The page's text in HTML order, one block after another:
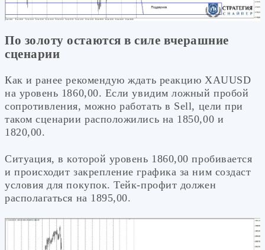
По золоту остаются в силе вчерашние
сценарии
Как и ранее рекомендую ждать реакцию XAUUSD
на уровень 1860,00. Если увидим ложный пробой
сопротивления, можно работать в Sell, цели при
таком сценарии расположились на 1850,00 и
1820,00.
Ситуация, в которой уровень 1860,00 пробивается
и происходит закрепление графика за ним создаст
условия для покупок. Тейк-профит должен
располагаться на 1895,00.